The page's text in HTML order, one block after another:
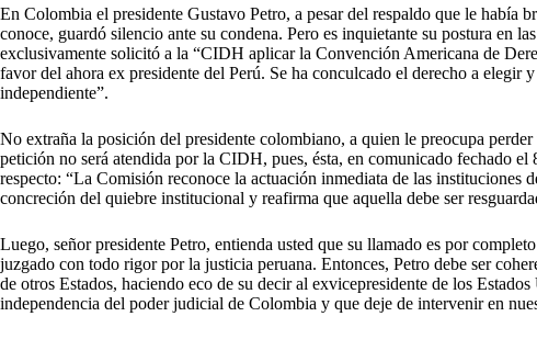
En Colombia el presidente Gustavo Petro, a pesar del respaldo que le había
conoce, guardó silencio ante su condena. Pero es inquietante su postura en
exclusivamente solicitó a la “CIDH aplicar la Convención Americana de
favor del ahora ex presidente del Perú. Se ha conculcado el derecho a elegir
independiente”.
No extraña la posición del presidente colombiano, a quien le preocupa
petición no será atendida por la CIDH, pues, ésta, en comunicado fechado el
respecto: “La Comisión reconoce la actuación inmediata de las instituciones
concreción del quiebre institucional y reafirma que aquella debe ser
Luego, señor presidente Petro, entienda usted que su llamado es por
juzgado con todo rigor por la justicia peruana. Entonces, Petro debe ser
de otros Estados, haciendo eco de su decir al exvicepresidente de los
independencia del poder judicial de Colombia y que deje de intervenir en